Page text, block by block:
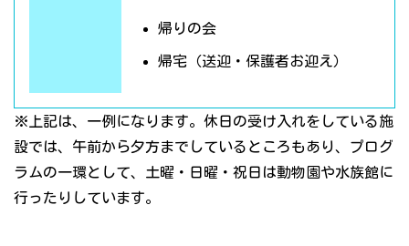
帰りの会
帰宅（送迎・保護者お迎え）
※上記は、一例になります。休日の受け入れをしている施
設では、午前から夕方までしているところもあり、プログ
ラムの一環として、土曜・日曜・祝日は動物園や水族館に
行ったりしています。